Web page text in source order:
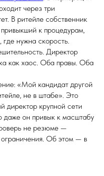
через три
В ритейле собственник
привыкший к процедурам,
где нужна скорость.
Директор
как хаос. Оба правы. Оба
«Мой кандидат другой
не в штабе». Это
директор крупной сети
даже он привык к масштабу
не резюме —
Об этом — в